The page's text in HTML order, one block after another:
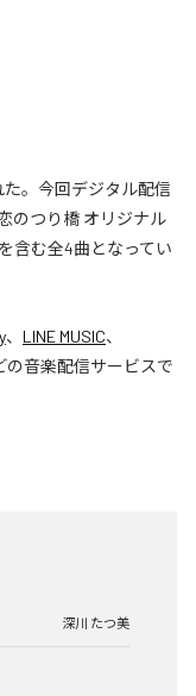
た。今回デジタル配信
恋のつり橋 オリジナル
含む全4曲となってい
、 LINE MUSIC、
の音楽配信サービスで
深川 たつ美